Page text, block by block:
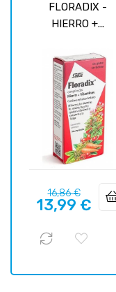
FLORADIX -
HIERRO +...
Precio
regular
16,86 €Precio
13,99 €